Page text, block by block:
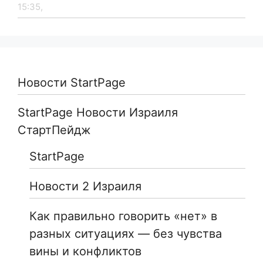
15:35,
Новости StartPage
StartPage Новости Израиля
СтартПейдж
StartPage
Новости 2 Израиля
Как правильно говорить «нет» в
разных ситуациях — без чувства
вины и конфликтов